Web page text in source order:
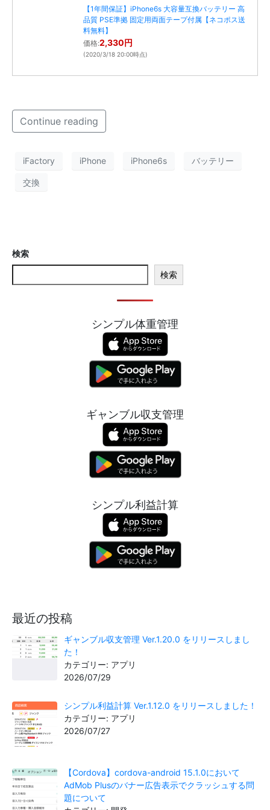
【1年間保証】iPhone6s 大容量互換バッテリー 高
品質 PSE準拠 固定用両面テープ付属【ネコポス送
料無料】
価格:2,330円
(2020/3/18 20:00時点)
Continue reading
iFactory iPhone iPhone6s バッテリー
交換
検索
検索
シンプル体重管理
ギャンブル収支管理
シンプル利益計算
最近の投稿
ギャンブル収支管理 Ver.1.20.0 をリリースしまし
た！
カテゴリー: アプリ
2026/07/29
シンプル利益計算 Ver.1.12.0 をリリースしました！
カテゴリー: アプリ
2026/07/27
【Cordova】cordova-android 15.1.0において
AdMob Plusのバナー広告表示でクラッシュする問
題について